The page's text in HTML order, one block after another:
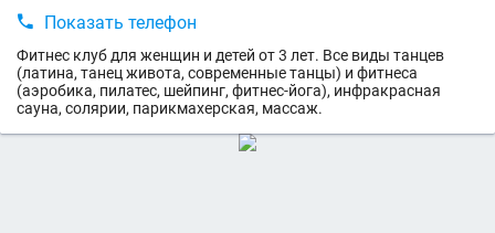

Показать телефон
Фитнес клуб для женщин и детей от 3 лет. Все виды танцев
(латина, танец живота, современные танцы) и фитнеса
(аэробика, пилатес, шейпинг, фитнес-йога), инфракрасная
сауна, солярии, парикмахерская, массаж.